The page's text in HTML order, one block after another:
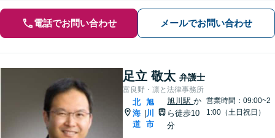
電話でお問い合わせ メールでお問い合わせ
足立 敬太 弁護士
富良野・凛と法律事務所
北
海
道
旭
川
市
旭川駅か
ら徒歩10
分
営業時間：09:00~2
1:00（土日祝日）